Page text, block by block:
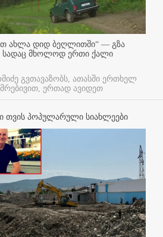
ახლა დიდ ბეღლითში“ — გზა
მხოლოდ ერთი ქალი
გვთავაზობს, ათასში ერთხელ
ერთად ავიდეთ
თვის პოპულარული სიახლეები